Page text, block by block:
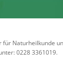
für Naturheilkunde
0228 3361019.